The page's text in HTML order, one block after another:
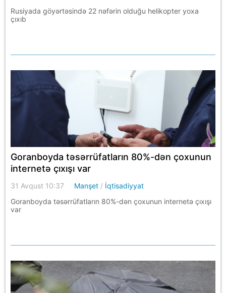
Rusiyada göyərtəsində 22 nəfərin olduğu helikopter yoxa
çıxıb
Goranboyda təsərrüfatların 80%-dən çoxunun
internetə çıxışı var
31 Avqust 10:37 Manşet / İqtisadiyyat
Goranboyda təsərrüfatların 80%-dən çoxunun internetə çıxışı
var